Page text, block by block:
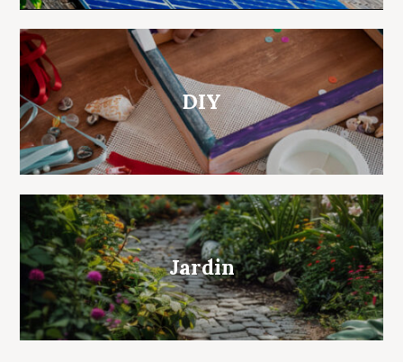
DIY
Jardin